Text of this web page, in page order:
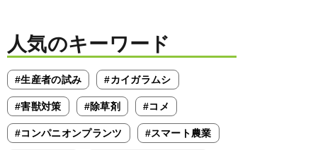
人気のキーワード
#生産者の試み #カイガラムシ
#害獣対策 #除草剤 #コメ
#コンパニオンプランツ #スマート農業